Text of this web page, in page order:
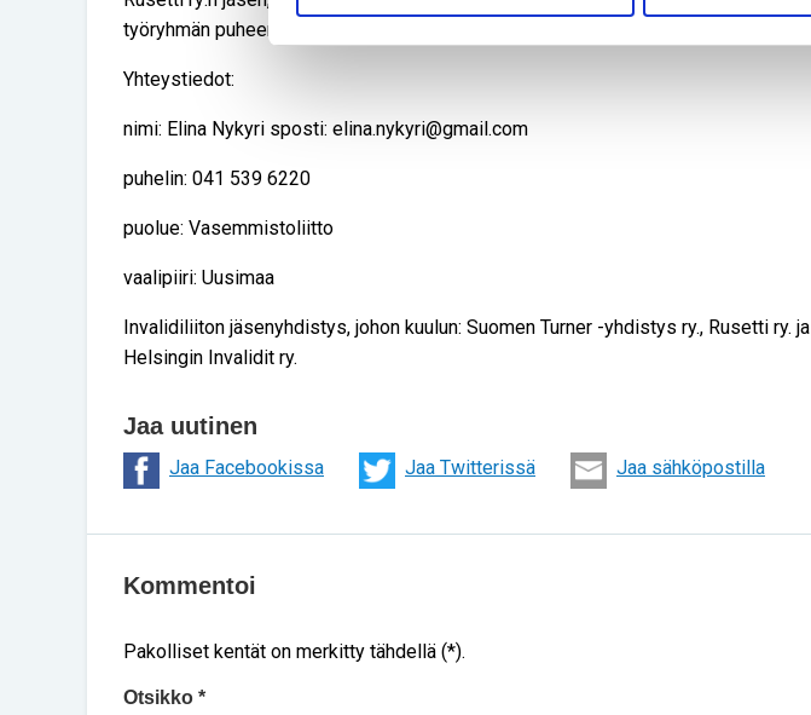
työryhmän puheenjohtaja.
Yhteystiedot:
nimi: Elina Nykyri sposti: elina.nykyri@gmail.com
puhelin: 041 539 6220
puolue: Vasemmistoliitto
vaalipiiri: Uusimaa
Invalidiliiton jäsenyhdistys, johon kuulun: Suomen Turner -yhdistys ry., Rusetti ry. ja
Helsingin Invalidit ry.
Jaa uutinen
Jaa Facebookissa Jaa Twitterissä Jaa sähköpostilla
Kommentoi
Pakolliset kentät on merkitty tähdellä (*).
Otsikko *